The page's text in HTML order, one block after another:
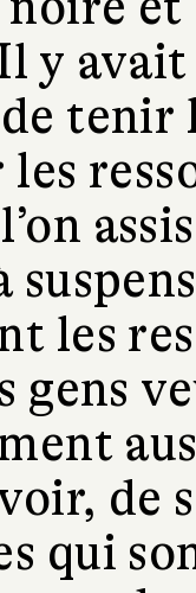
y
les
gens
de
qui